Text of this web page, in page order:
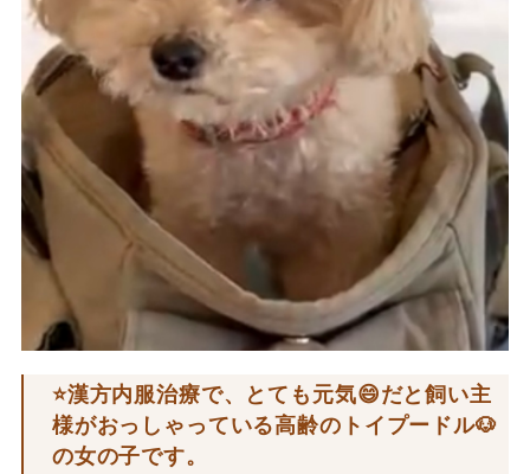
⭐️漢方内服治療で、とても元気😄だと飼い主
様がおっしゃっている高齢のトイプードル🐶
の女の子です。